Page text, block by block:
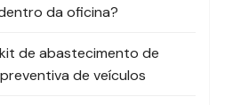
da oficina?
de abastecimento de
de veículos